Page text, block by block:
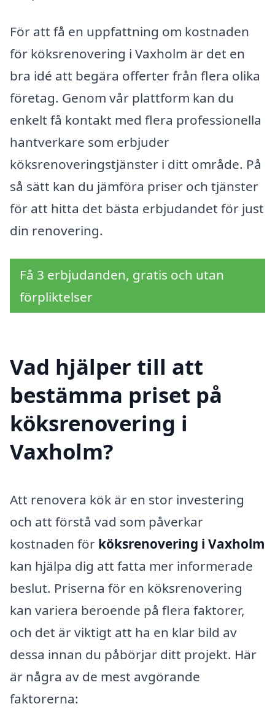
För att få en uppfattning om kostnaden
för köksrenovering i Vaxholm är det en
bra idé att begära offerter från flera olika
företag. Genom vår plattform kan du
enkelt få kontakt med flera professionella
hantverkare som erbjuder
köksrenoveringstjänster i ditt område. På
så sätt kan du jämföra priser och tjänster
för att hitta det bästa erbjudandet för just
din renovering.
Få 3 erbjudanden, gratis och utan
förpliktelser
Vad hjälper till att
bestämma priset på
köksrenovering i
Vaxholm?
Att renovera kök är en stor investering
och att förstå vad som påverkar
kostnaden för köksrenovering i Vaxholm
kan hjälpa dig att fatta mer informerade
beslut. Priserna för en köksrenovering
kan variera beroende på flera faktorer,
och det är viktigt att ha en klar bild av
dessa innan du påbörjar ditt projekt. Här
är några av de mest avgörande
faktorerna: